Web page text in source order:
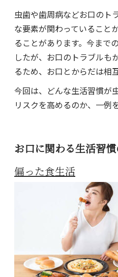
虫歯や歯周病などお口のト
な要素が関わっていること
ることがあります。今まで
したが、お口のトラブルも
るため、お口とからだは相
今回は、どんな生活習慣が
リスクを高めるのか、一例
お口に関わる生活習
偏った食生活